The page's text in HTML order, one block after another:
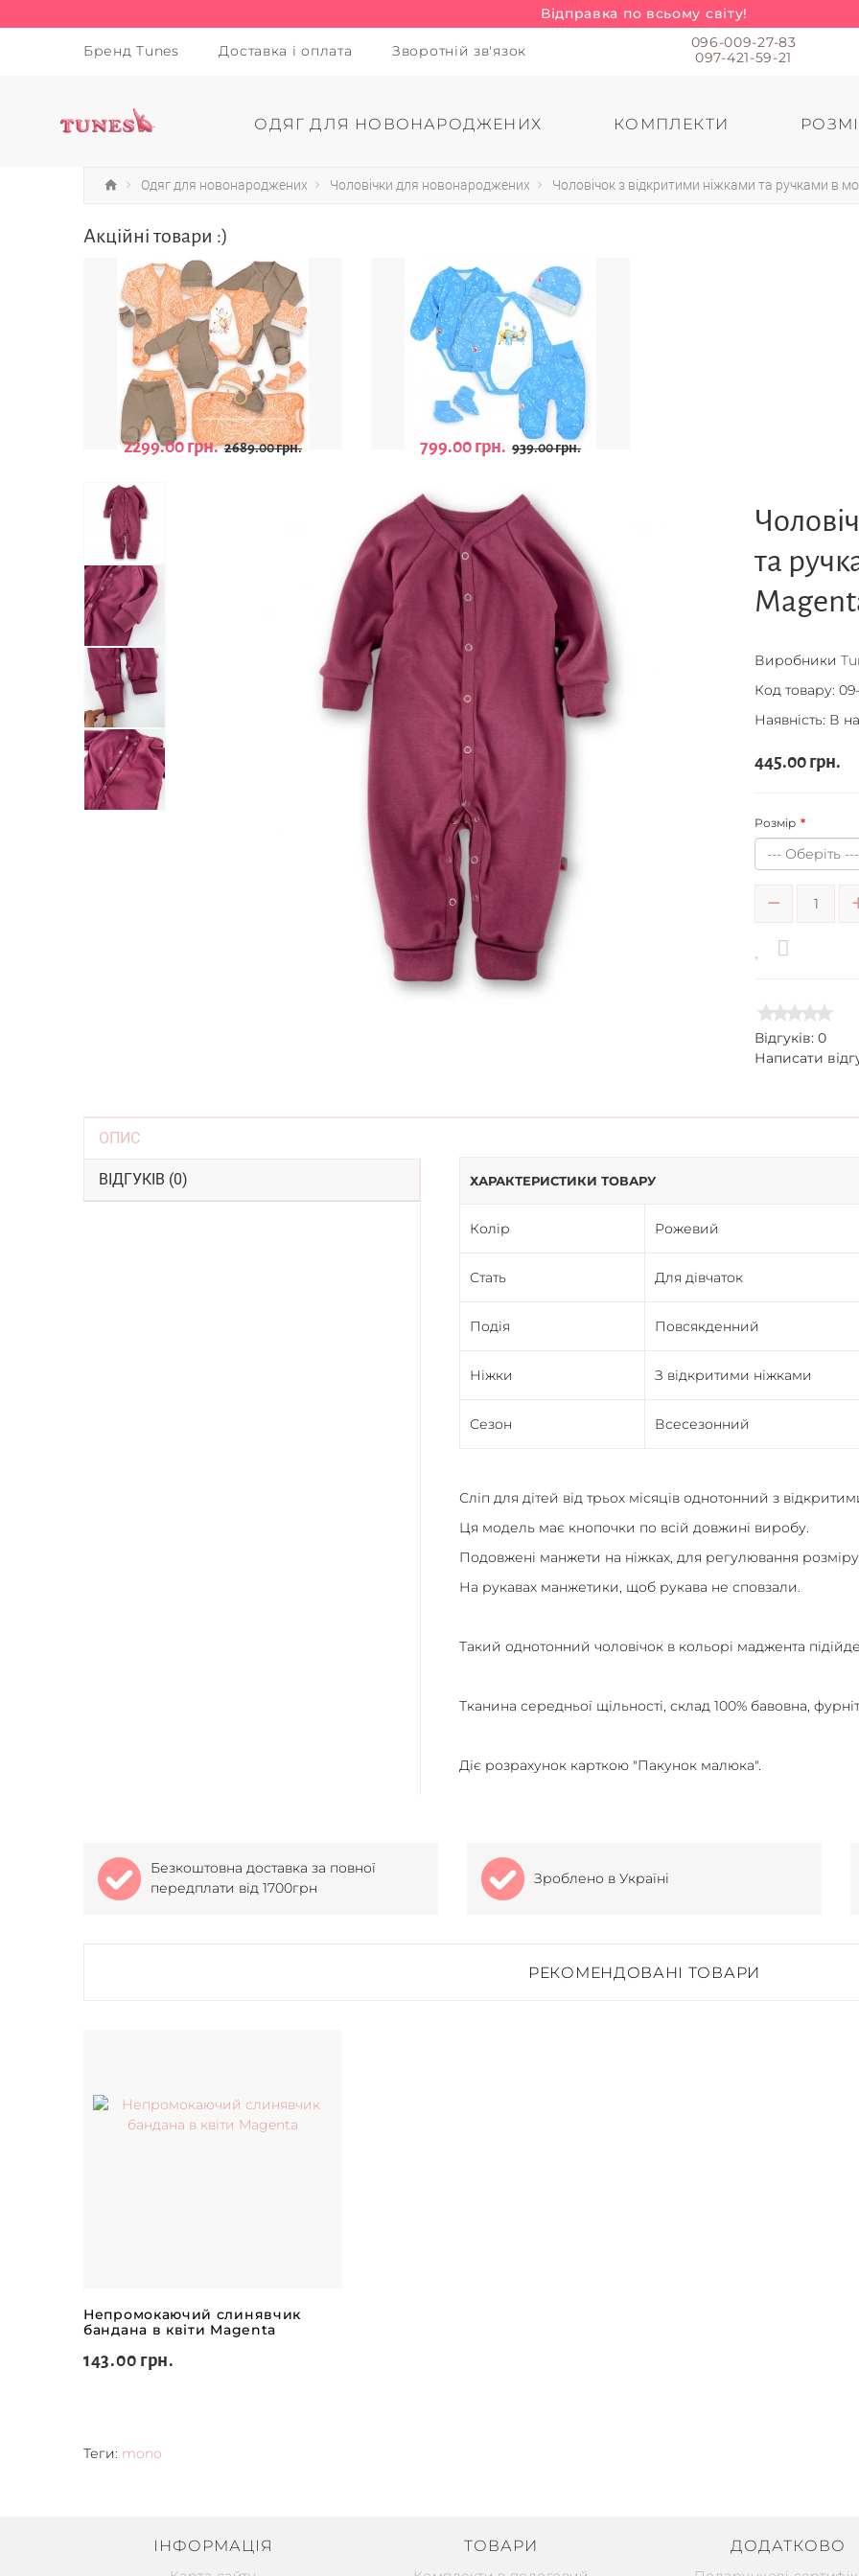
Відправка по всьому світу!
Бренд Tunes Доставка і оплата Зворотній зв'язок
096-009-27-83
097-421-59-21
ОДЯГ ДЛЯ НОВОНАРОДЖЕНИХ КОМПЛЕКТИ
Одяг для новонароджених Чоловічки для новонароджених Чоловічок з відкритими ніжками та ручками в
Акційні товари :)
2299.00 грн. 2689.00 грн. 799.00 грн. 939.00 грн.
та
Виробники
Код товару:
Наявність: В
445.00 грн.
Розмір
Відгуків: 0
Написати
ОПИС
ВІДГУКІВ (0) ХАРАКТЕРИСТИКИ ТОВАРУ
Колір Рожевий
Стать Для дівчаток
Подія Повсякденний
Ніжки З відкритими ніжками
Сезон Всесезонний
Сліп для дітей від трьох місяців однотонний з
Ця модель має кнопочки по всій довжині виробу.
Подовжені манжети на ніжках, для регулювання
На рукавах манжетики, щоб рукава не сповзали.
Такий однотонний чоловічок в кольорі маджента
Тканина середньої щільності, склад 100% бавовна,
Діє розрахунок карткою "Пакунок малюка".
Безкоштовна доставка за повної
передплати від 1700грн
Зроблено в Україні
РЕКОМЕНДОВАНІ ТОВАРИ
Непромокаючий слинявчик
бандана в квіти Magenta
143.00 грн.
Теги: mono
ІНФОРМАЦІЯ ТОВАРИ ДОДАТКОВО